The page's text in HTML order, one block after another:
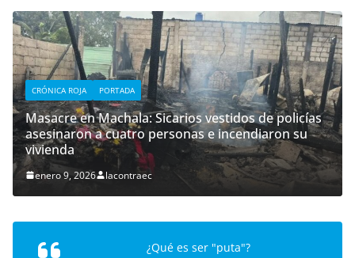
CRÓNICA ROJA PORTADA
Masacre en Machala: Sicarios vestidos de policías
asesinaron a cuatro personas e incendiaron su
vivienda
enero 9, 2026 lacontraec
¿Qué es ser "puta"?